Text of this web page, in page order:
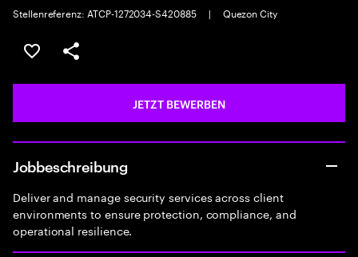
Stellenreferenz: ATCP-1272034-S420885
| Quezon City
JOB SPEICHERN
Teilen
JETZT BEWERBEN
Jobbeschreibung
Deliver and manage security services across client
environments to ensure protection, compliance, and
operational resilience.